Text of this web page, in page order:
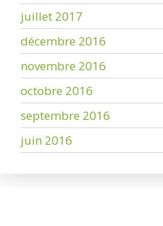
juillet 2017
décembre 2016
novembre 2016
octobre 2016
septembre 2016
juin 2016